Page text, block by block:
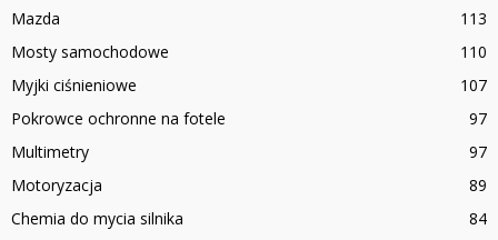
Mazda
113
Mosty samochodowe
110
Myjki ciśnieniowe
107
Pokrowce ochronne na fotele
97
Multimetry
97
Motoryzacja
89
Chemia do mycia silnika
84